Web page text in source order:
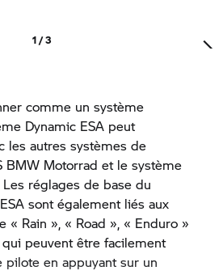
1 / 3
comme un système
Dynamic ESA peut
les autres systèmes de
BMW Motorrad et le système
réglages de base du
sont également liés aux
« Rain », « Road », « Enduro »
peuvent être facilement
pilote en appuyant sur un